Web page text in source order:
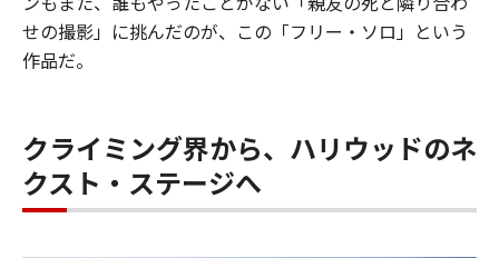
せの撮影」に挑んだのが、この「フリー・ソロ」という
作品だ。
クライミング界から、ハリウッドのネ
クスト・ステージへ